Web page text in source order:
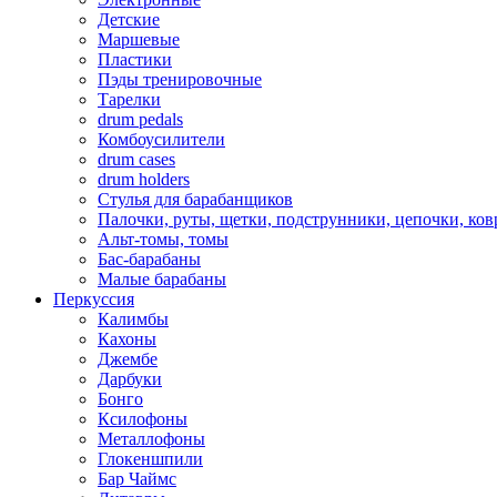
Детские
Маршевые
Пластики
Пэды тренировочные
Тарелки
drum pedals
Комбоусилители
drum cases
drum holders
Стулья для барабанщиков
Палочки, руты, щетки, подструнники, цепочки,
Альт-томы, томы
Бас-барабаны
Малые барабаны
Перкуссия
Калимбы
Кахоны
Джембе
Дарбуки
Бонго
Ксилофоны
Металлофоны
Глокеншпили
Бар Чаймс